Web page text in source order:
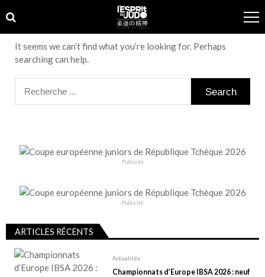
to
navigation
to
content
It seems we can’t find what you’re looking for. Perhaps
searching can help.
for:
Publicité
Publicité
ARTICLES RÉCENTS
Actualités
Championnats d’Europe IBSA 2026 : neuf